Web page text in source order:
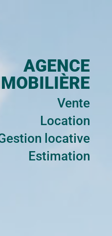
AGENCE
Vente
Location
locative
Estimation